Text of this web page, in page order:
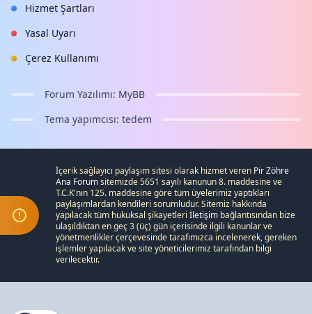
Hizmet Şartları
Yasal Uyarı
Çerez Kullanımı
Forum Yazılımı: MyBB
Tema yapımcısı: tedem
İçerik sağlayıcı paylaşım sitesi olarak hizmet veren Pir Zöhre
Ana Forumsitemizde 5651 sayılı kanunun 8. maddesine ve
T.C.K'nın 125. maddesine göre tüm üyelerimiz yaptıkları
paylaşımlardan kendileri sorumludur. Sitemiz hakkında
yapılacak tüm hukuksal şikayetleri İletişim bağlantısından bize
ulaşıldıktan en geç 3 (üç) gün içerisinde ilgili kanunlar ve
yönetmenlikler çerçevesinde tarafımızca incelenerek, gereken
işlemler yapılacak ve site yöneticilerimiz tarafından bilgi
verilecektir.